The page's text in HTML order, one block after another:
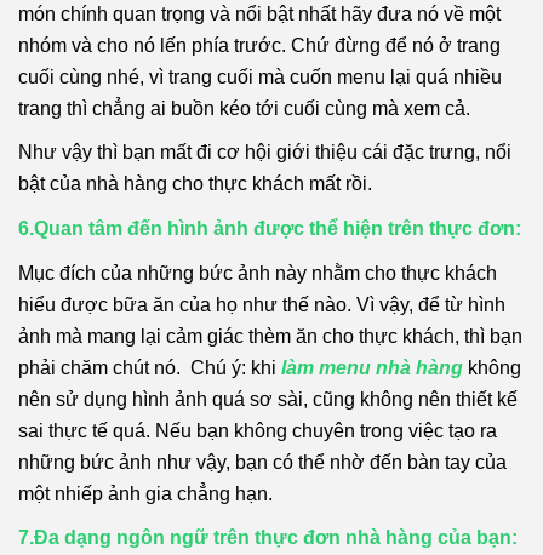
món chính quan trọng và nổi bật nhất hãy đưa nó về một
nhóm và cho nó lến phía trước. Chứ đừng để nó ở trang
cuối cùng nhé, vì trang cuối mà cuốn menu lại quá nhiều
trang thì chẳng ai buồn kéo tới cuối cùng mà xem cả.
Như vậy thì bạn mất đi cơ hội giới thiệu cái đặc trưng, nổi
bật của nhà hàng cho thực khách mất rồi.
6.Quan tâm đến hình ảnh được thể hiện trên thực đơn:
Mục đích của những bức ảnh này nhằm cho thực khách
hiểu được bữa ăn của họ như thế nào. Vì vậy, để từ hình
ảnh mà mang lại cảm giác thèm ăn cho thực khách, thì bạn
phải chăm chút nó. Chú ý: khi làm menu nhà hàng không
nên sử dụng hình ảnh quá sơ sài, cũng không nên thiết kế
sai thực tế quá. Nếu bạn không chuyên trong việc tạo ra
những bức ảnh như vậy, bạn có thể nhờ đến bàn tay của
một nhiếp ảnh gia chẳng hạn.
7.Đa dạng ngôn ngữ trên thực đơn nhà hàng của bạn: